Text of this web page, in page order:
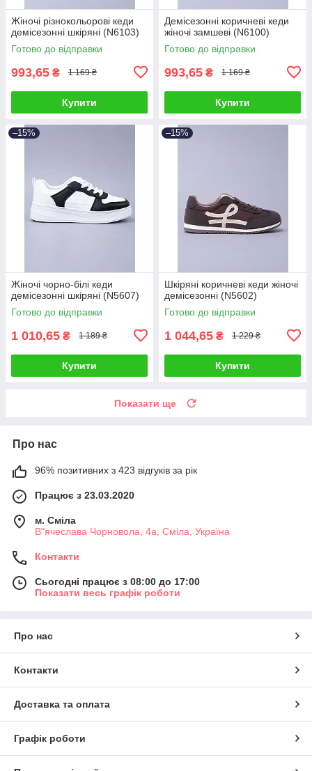
Жіночі різнокольорові кеди
демісезонні шкіряні (N6103)
Готово до відправки
993,65 ₴ 1 169 ₴
Купити
Демісезонні коричневі кеди
жіночі замшеві (N6100)
Готово до відправки
993,65 ₴ 1 169 ₴
Купити
–15%
Жіночі чорно-білі кеди
демісезонні шкіряні (N5607)
Готово до відправки
1 010,65 ₴ 1 189 ₴
Купити
–15%
Шкіряні коричневі кеди жіночі
демісезонні (N5602)
Готово до відправки
1 044,65 ₴ 1 229 ₴
Купити
Показати ще
Про нас
96% позитивних з 423 відгуків за рік
Працює з 23.03.2020
м. Сміла
В"ячеслава Чорновола, 4а, Сміла, Україна
Контакти
Сьогодні працює з 08:00 до 17:00
Показати весь графік роботи
Про нас
Контакти
Доставка та оплата
Графік роботи